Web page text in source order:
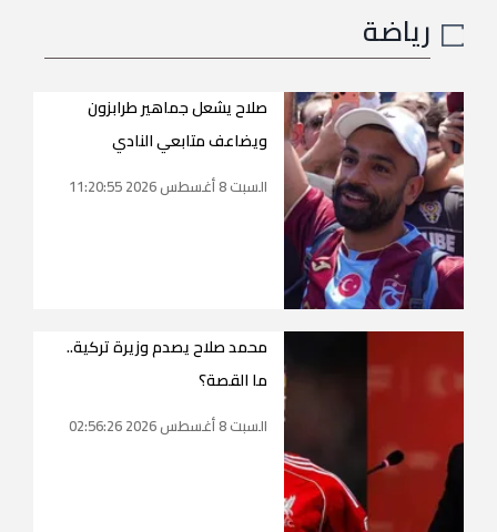
رياضة
صلاح يشعل جماهير طرابزون
ويضاعف متابعي النادي
السبت 8 أغسطس 2026 11:20:55
محمد صلاح يصدم وزيرة تركية..
ما القصة؟
السبت 8 أغسطس 2026 02:56:26